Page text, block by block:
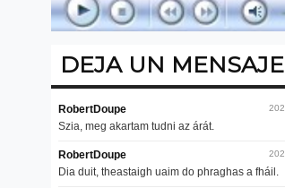
DEJA UN MENSAJE